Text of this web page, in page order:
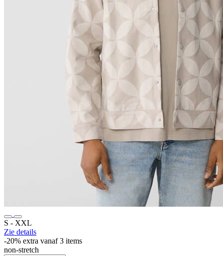
S ‐ XXL
Zie details
-20% extra vanaf 3 items
non-stretch